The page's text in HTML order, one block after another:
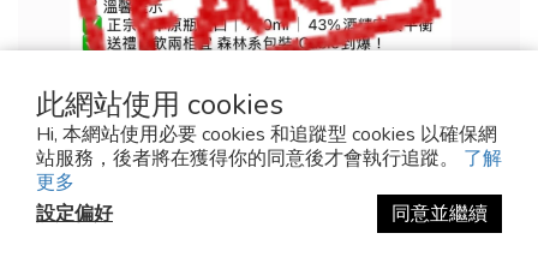
此網站使用 cookies
Hi, 本網站使用必要 cookies 和追蹤型 cookies 以確保網
站服務，後者將在獲得你的同意後才會執行追蹤。 了解
更多
設定偏好
同意並繼續
2025-10-15